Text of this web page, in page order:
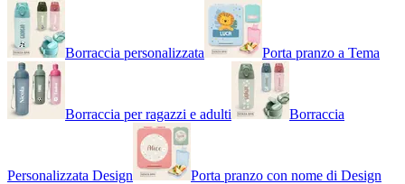
Borraccia personalizzata Porta pranzo a Tema
Borraccia per ragazzi e adulti Borraccia
Personalizzata Design Porta pranzo con nome di Design